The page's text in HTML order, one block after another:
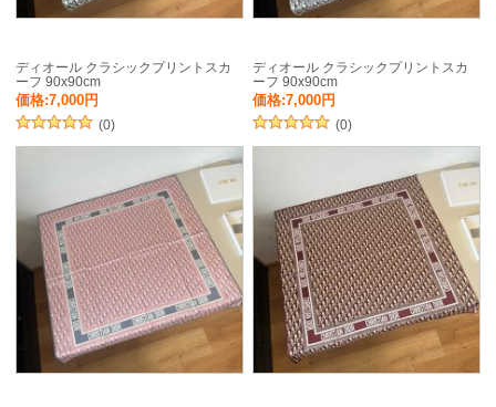
ディオール クラシックプリントスカ
ーフ 90x90cm
価格:7,000円
(0)
ディオール クラシックプリントスカ
ーフ 90x90cm
価格:7,000円
(0)